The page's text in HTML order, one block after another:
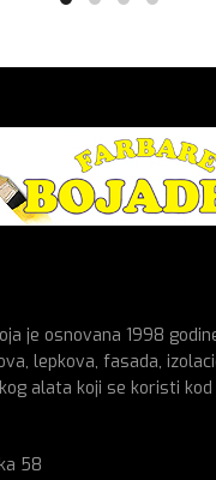
je osnovana 1998
lepkova, fasada,
alata koji se koristi
58